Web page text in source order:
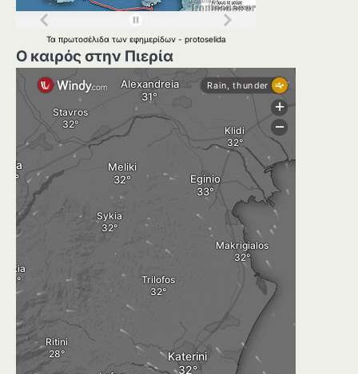
Τα πρωτοσέλιδα των εφημερίδων - protoselida
Ο καιρός στην Πιερία